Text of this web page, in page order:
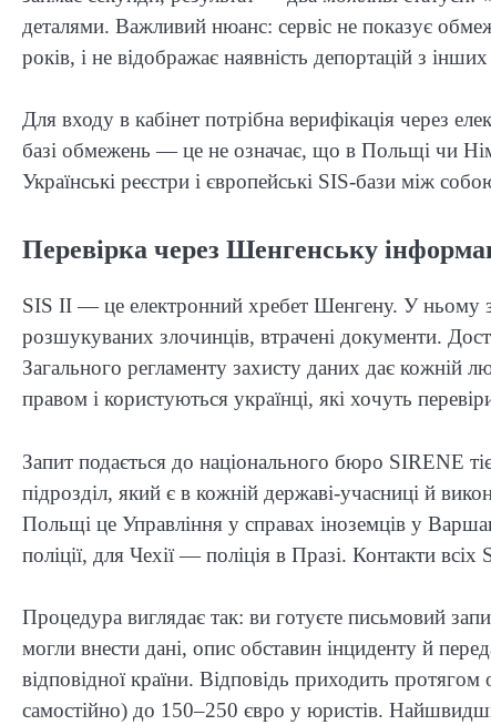
деталями. Важливий нюанс: сервіс не показує
років, і не відображає наявність депортацій з інших
Для входу в кабінет потрібна верифікація через
базі обмежень — це не означає, що в Польщі чи
Українські реєстри і європейські SIS-бази між
Перевірка через Шенгенську
SIS II — це електронний хребет Шенгену. У ньому
розшукуваних злочинців, втрачені документи.
Загального регламенту захисту даних дає кожній
правом і користуються українці, які хочуть
Запит подається до національного бюро SIRENE
підрозділ, який є в кожній державі-учасниці й
Польщі це Управління у справах іноземців у
поліції, для Чехії — поліція в Празі. Контакти
Процедура виглядає так: ви готуєте письмовий
могли внести дані, опис обставин інциденту й
відповідної країни. Відповідь приходить
самостійно) до 150–250 євро у юристів.